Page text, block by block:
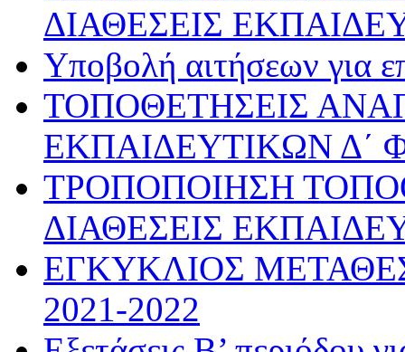
ΔΙΑΘΕΣΕΙΣ
Υποβολή αιτήσεων για
ΤΟΠΟΘΕΤΗΣΕΙΣ
ΕΚΠΑΙΔΕΥΤΙΚΩΝ Δ΄
ΤΡΟΠΟΠΟΙΗΣΗ
ΔΙΑΘΕΣΕΙΣ
ΕΓΚΥΚΛΙΟΣ
2021-2022